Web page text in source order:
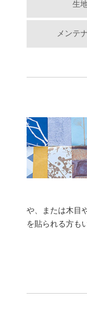
生
メンテ
や、または木目
を貼られる方も